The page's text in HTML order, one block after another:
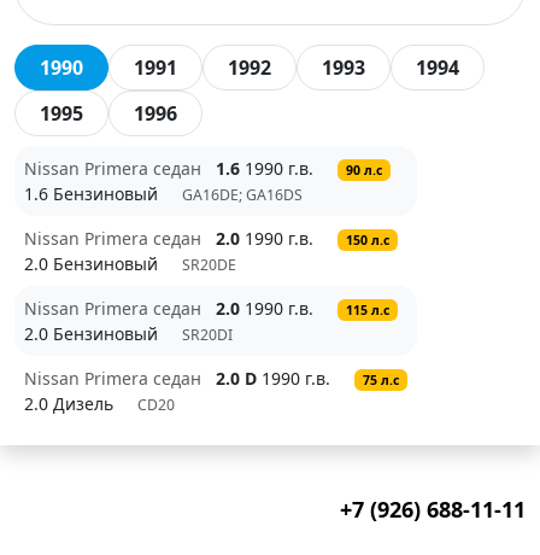
1990 1991 1992 1993
1994
1995
1996
Nissan Primera седан 1.6 1990 г.в. 90 л.с
1.6 Бензиновый GA16DE; GA16DS
Nissan Primera седан 2.0 1990 г.в. 150 л.с
2.0 Бензиновый SR20DE
Nissan Primera седан 2.0 1990 г.в. 115 л.с
2.0 Бензиновый SR20DI
Nissan Primera седан 2.0 D 1990 г.в. 75 л.с
2.0 Дизель CD20
+7 (926) 688-11-11